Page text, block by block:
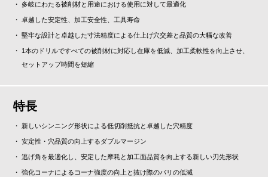
多岐にわたる被削材と用途における使用に対して最適化
卓越した安定性、加工安全性、工具寿命
堅牢な設計と卓越した寸法精度による仕上げ穴交差と品質の大幅な改善
1本のドリルですべての被削材に対応し在庫を低減、加工柔軟性を向上させ、
セットアップ時間を短縮
特長
新しいシンニング形状による低切削抵抗と卓越した穴精度
安定性・穴品質の向上するダブルマージン
逃げ角を最適化し、安定した摩耗と加工面品質を向上する新しい刃先形状
強化コーナによるコーナ強度の向上と抜け際のバリの低減